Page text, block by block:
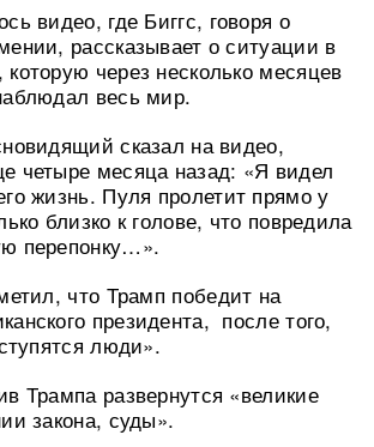
видео, где Биггс, говоря о
рассказывает о ситуации в
через несколько месяцев
весь мир.
сказал на видео,
четыре месяца назад: «Я видел
жизнь. Пуля пролетит прямо у
близко к голове, что повредила
перепонку…».
что Трамп победит на
президента, после того,
люди».
Трампа развернутся «великие
закона, суды».